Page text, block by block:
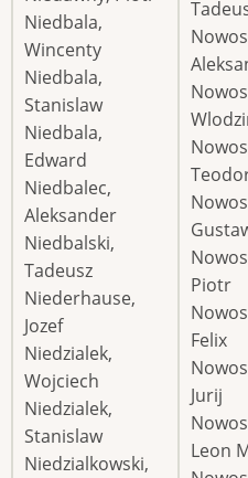
Niedbala,
Wincenty
Niedbala,
Stanislaw
Niedbala,
Edward
Niedbalec,
Aleksander
Niedbalski,
Tadeusz
Niederhause,
Jozef
Niedzialek,
Wojciech
Niedzialek,
Stanislaw
Niedzialkowski,
Piotr
Felix
Jurij
Leon